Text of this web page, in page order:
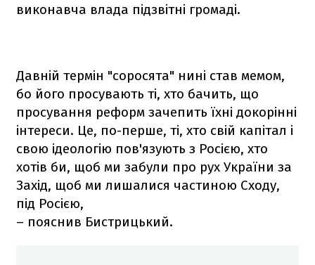
виконавча влада підзвітні громаді.
Давній термін "соросята" нині став мемом,
бо його просувають ті, хто бачить, що
просування реформ зачепить їхні докорінні
інтереси. Це, по-перше, ті, хто свій капітал і
свою ідеологію пов'язують з Росією, хто
хотів би, щоб ми забули про рух України за
Захід, щоб ми лишалися частиною Сходу,
під Росією,
– пояснив Бистрицький.